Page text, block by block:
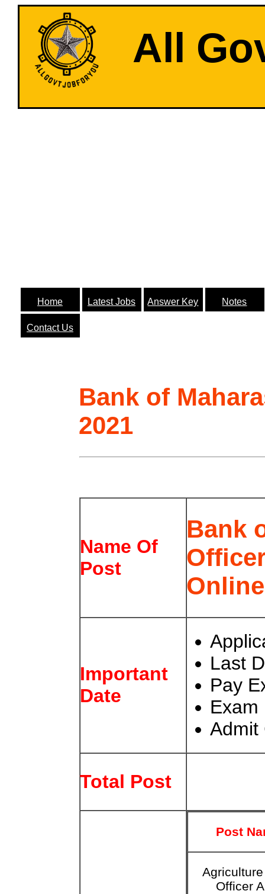
All
Home Latest Jobs Answer Key Notes
Contact Us
Bank of
2021
Name Of
Post
Bank
Important
Date
Last
Pay
Exam
Admit
Total Post
Post
Officer